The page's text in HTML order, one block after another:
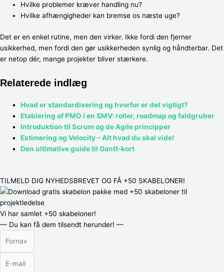
Hvilke problemer kræver handling nu?
Hvilke afhængigheder kan bremse os næste uge?
Det er en enkel rutine, men den virker. Ikke fordi den fjerner
usikkerhed, men fordi den gør usikkerheden synlig og håndterbar. Det
er netop dér, mange projekter bliver stærkere.
Relaterede indlæg
Hvad er standardisering og hvorfor er det vigtigt?
Etablering af PMO i en SMV: roller, roadmap og faldgruber
Introduktion til Scrum og de Agile principper
Estimering og Velocity – Alt hvad du skal vide!
Den ultimative guide til Gantt-kort
TILMELD DIG NYHEDSBREVET OG FÅ +50 SKABELONER!
Vi har samlet +50 skabeloner!
— Du kan få dem tilsendt herunder! —